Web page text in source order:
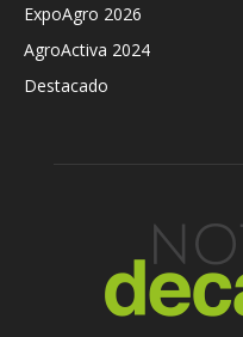
ExpoAgro 2026
AgroActiva 2024
Destacado